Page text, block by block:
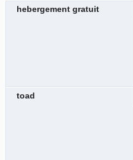
hebergement gratuit
toad